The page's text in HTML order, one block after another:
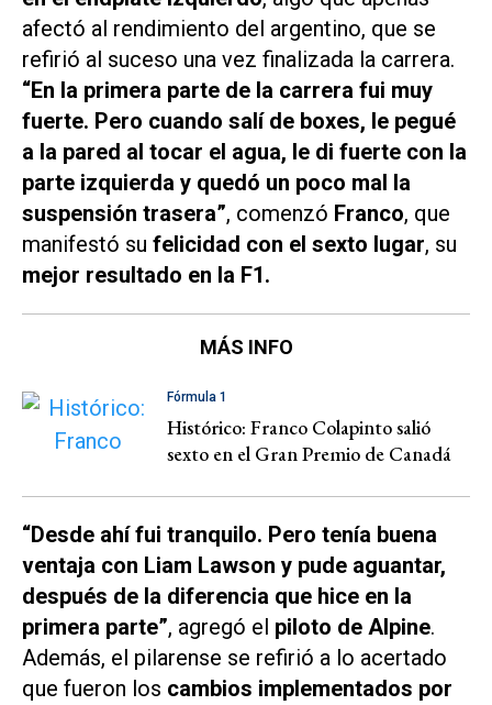
afectó al rendimiento del argentino, que se
refirió al suceso una vez finalizada la carrera.
“En la primera parte de la carrera fui muy
fuerte. Pero cuando salí de boxes, le pegué
a la pared al tocar el agua, le di fuerte con la
parte izquierda y quedó un poco mal la
suspensión trasera”, comenzó Franco, que
manifestó su felicidad con el sexto lugar, su
mejor resultado en la F1.
MÁS INFO
Fórmula 1
Histórico: Franco Colapinto salió
sexto en el Gran Premio de Canadá
“Desde ahí fui tranquilo. Pero tenía buena
ventaja con Liam Lawson y pude aguantar,
después de la diferencia que hice en la
primera parte”, agregó el piloto de Alpine.
Además, el pilarense se refirió a lo acertado
que fueron los cambios implementados por